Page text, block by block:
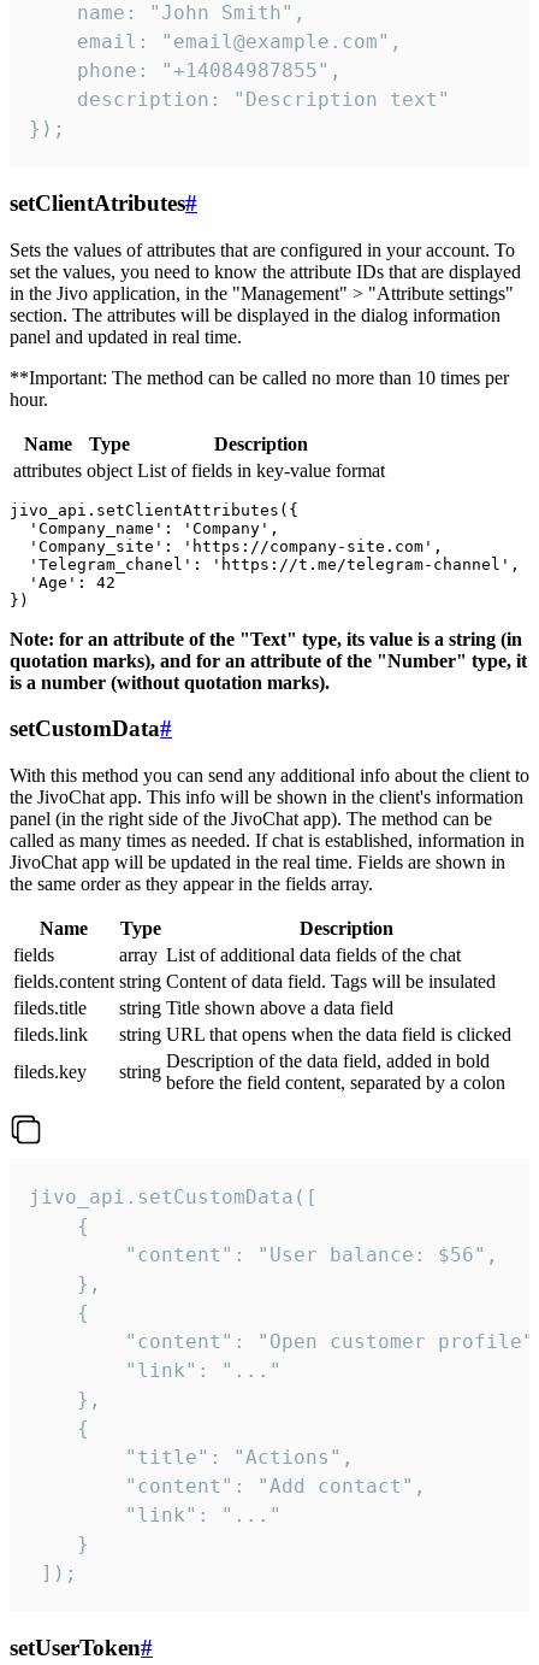
    name: "John Smith",
    email: "email@example.com",
    phone: "+14084987855",
    description: "Description text"
});
setClientAtributes#
Sets the values ​​of attributes that are configured in your account. To
set the values, you need to know the attribute IDs that are displayed
in the Jivo application, in the "Management" > "Attribute settings"
section. The attributes will be displayed in the dialog information
panel and updated in real time.
**Important: The method can be called no more than 10 times per
hour.
Name Type
Description
attributes object List of fields in key-value format
jivo_api.setClientAttributes({
  'Company_name': 'Company',
  'Company_site': 'https://company-site.com',
  'Telegram_chanel': 'https://t.me/telegram-channel',
  'Age': 42
Note: for an attribute of the "Text" type, its value is a string (in
quotation marks), and for an attribute of the "Number" type, it
is a number (without quotation marks).
setCustomData#
With this method you can send any additional info about the client to
the JivoChat app. This info will be shown in the client's information
panel (in the right side of the JivoChat app). The method can be
called as many times as needed. If chat is established, information in
JivoChat app will be updated in the real time. Fields are shown in
the same order as they appear in the fields array.
Name Type
Description
fields
array List of additional data fields of the chat
fields.content string Content of data field. Tags will be insulated
fileds.title
string Title shown above a data field
fileds.link
string URL that opens when the data field is clicked
fileds.key
string
Description of the data field, added in bold
before the field content, separated by a colon
jivo_api.setCustomData([
    {
        "content": "User balance: $56",
    },
    {
"content": "Open customer
        "link": "..."
    },
    {
        "title": "Actions",
        "content": "Add contact",
        "link": "..."
    }
]);
setUserToken#